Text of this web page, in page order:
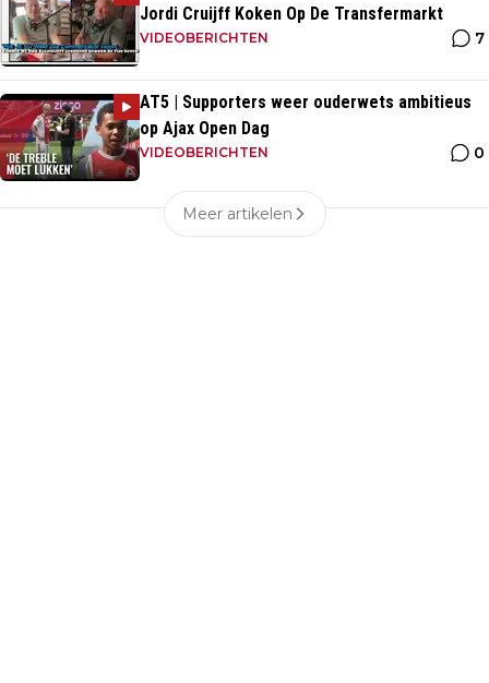
Jordi Cruijff Koken Op De Transfermarkt
VIDEOBERICHTEN 7
AT5 | Supporters weer ouderwets ambitieus
op Ajax Open Dag
VIDEOBERICHTEN 0
Meer artikelen